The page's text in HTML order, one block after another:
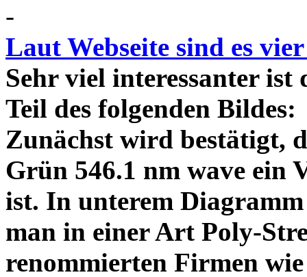
-
Laut Webseite sind es
Sehr viel interessanter
Teil des folgenden
Zunächst wird bestätigt,
Grün 546.1 nm wave ein
ist. In unterem
man in einer Art Poly-
renommierten Firmen